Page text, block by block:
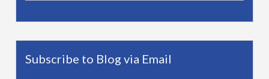
Subscribe to Blog via Email